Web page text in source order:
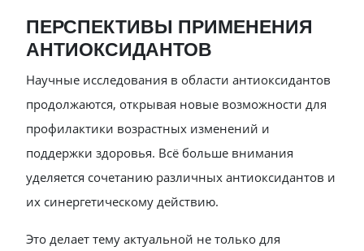
ПЕРСПЕКТИВЫ ПРИМЕНЕНИЯ
АНТИОКСИДАНТОВ
Научные исследования в области антиоксидантов
продолжаются, открывая новые возможности для
профилактики возрастных изменений и
поддержки здоровья. Всё больше внимания
уделяется сочетанию различных антиоксидантов и
их синергетическому действию.
Это делает тему актуальной не только для